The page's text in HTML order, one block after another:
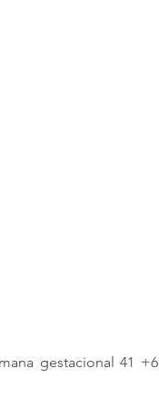
gestacional 41 +6